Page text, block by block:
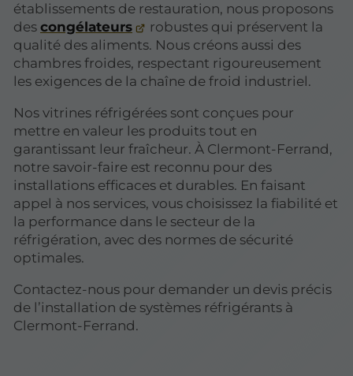
établissements de restauration, nous proposons
des congélateurs
robustes qui préservent la
qualité des aliments. Nous créons aussi des
chambres froides, respectant rigoureusement
les exigences de la chaîne de froid industriel.
Nos vitrines réfrigérées sont conçues pour
mettre en valeur les produits tout en
garantissant leur fraîcheur. À Clermont-Ferrand,
notre savoir-faire est reconnu pour des
installations efficaces et durables. En faisant
appel à nos services, vous choisissez la fiabilité et
la performance dans le secteur de la
réfrigération, avec des normes de sécurité
optimales.
Contactez-nous pour demander un devis précis
de l’installation de systèmes réfrigérants à
Clermont-Ferrand.